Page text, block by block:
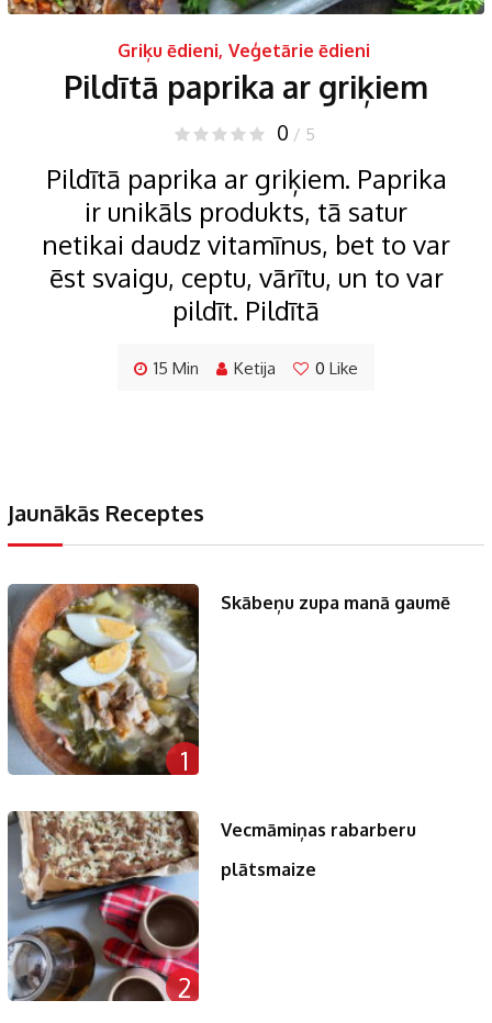
Griķu ēdieni, Veģetārie ēdieni
Pildītā paprika ar griķiem
0 / 5
Pildītā paprika ar griķiem. Paprika
ir unikāls produkts, tā satur
netikai daudz vitamīnus, bet to var
ēst svaigu, ceptu, vārītu, un to var
pildīt. Pildītā
15 Min Ketija 0 Like
Jaunākās Receptes
1
Skābeņu zupa manā gaumē
2
Vecmāmiņas rabarberu
plātsmaize